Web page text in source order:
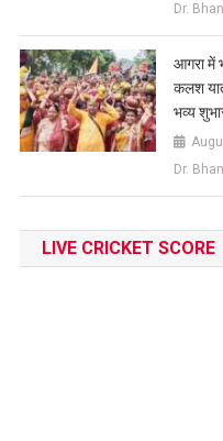
Dr.
आगरा में
कलश
भव्य
Dr.
LIVE CRICKET SCORE